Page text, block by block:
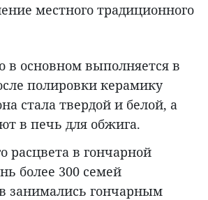
местного традиционного
в основном выполняется в
полировки керамику
стала твердой и белой, а
в печь для обжига.
расцвета в гончарной
более 300 семей
занимались гончарным